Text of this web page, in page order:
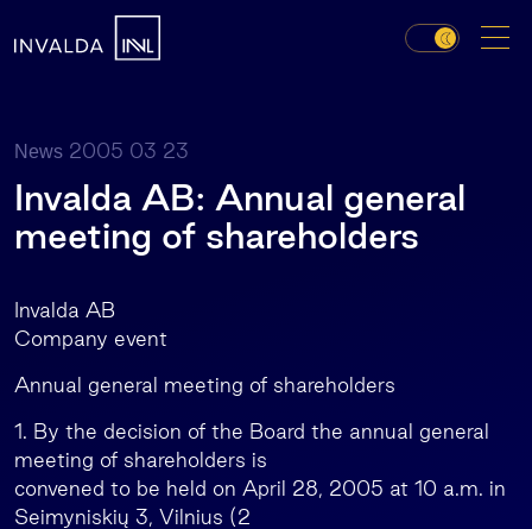
News 2005 03 23
Invalda AB: Annual general
meeting of shareholders
Invalda AB
Company event
Annual general meeting of shareholders
1. By the decision of the Board the annual general
meeting of shareholders is
convened to be held on April 28, 2005 at 10 a.m. in
Seimyniskių 3, Vilnius (2